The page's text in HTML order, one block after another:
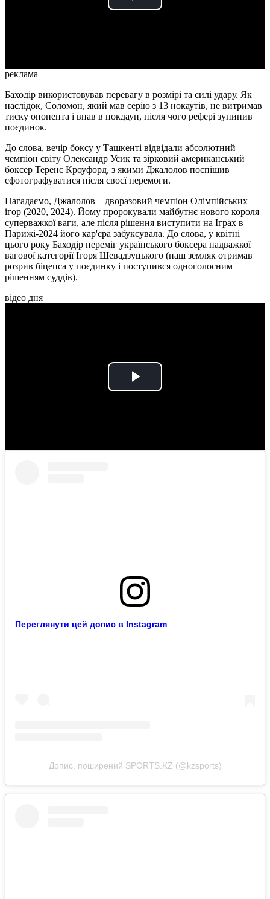
Play
реклама
Баходір використовував перевагу в розмірі та силі удару. Як
наслідок, Соломон, який мав серію з 13 нокаутів, не витримав
тиску опонента і впав в нокдаун, після чого рефері зупинив
поєдинок.
До слова, вечір боксу у Ташкенті відвідали абсолютний
чемпіон світу Олександр Усик та зірковий американський
боксер Теренс Кроуфорд, з якими Джалолов поспішив
сфотографуватися після своєї перемоги.
Нагадаємо, Джалолов – дворазовий чемпіон Олімпійських
ігор (2020, 2024). Йому пророкували майбутнє нового короля
суперважкої ваги, але після рішення виступити на Іграх в
Парижі-2024 його кар'єра забуксувала. До слова, у квітні
цього року Баходір переміг українського боксера надважкої
вагової категорії Ігоря Шевадзуцького (наш земляк отримав
розрив біцепса у поєдинку і поступився одноголосним
рішенням суддів).
відео дня
Play
Переглянути цей допис в Instagram
Допис, поширений SPORTS.KZ (@kzsports)